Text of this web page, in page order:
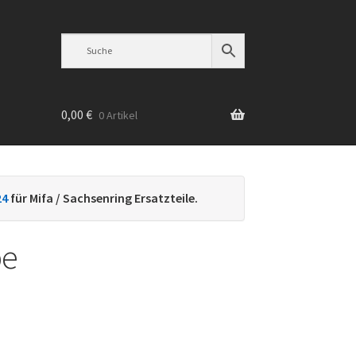
0,00 € 0 Artikel
für Mifa / Sachsenring Ersatzteile.